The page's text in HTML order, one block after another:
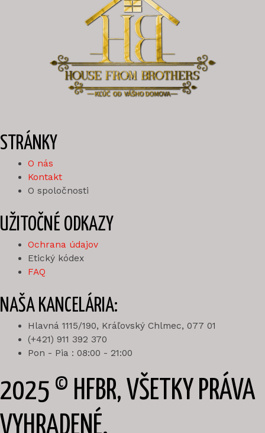
STRÁNKY
O nás
Kontakt
O spoločnosti
UŽITOČNÉ ODKAZY
Ochrana údajov
Etický kódex
FAQ
NAŠA KANCELÁRIA:
Hlavná 1115/190, Kráľovský Chlmec, 077 01
(+421) 911 392 370
Pon - Pia : 08:00 - 21:00
2025 © HFBR, VŠETKY PRÁVA
VYHRADENÉ.